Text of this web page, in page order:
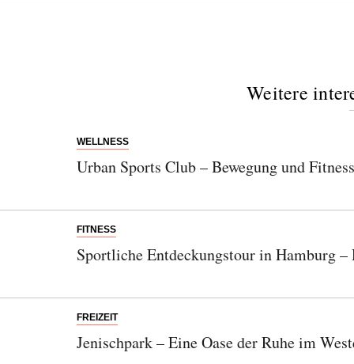
Weitere
WELLNESS
Urban Sports Club – Bewegung und
FITNESS
Sportliche Entdeckungstour in Hamburg
FREIZEIT
Jenischpark – Eine Oase der Ruhe im